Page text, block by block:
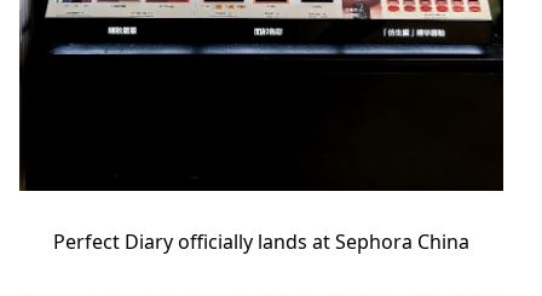
Perfect Diary officially lands at Sephora China